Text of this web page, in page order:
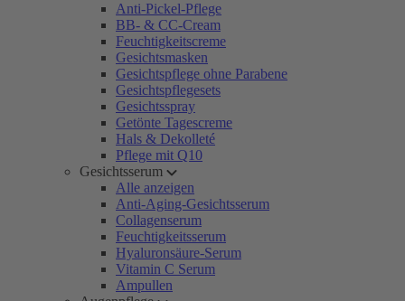
Anti-Pickel-Pflege
BB- & CC-Cream
Feuchtigkeitscreme
Gesichtsmasken
Gesichtspflege ohne Parabene
Gesichtspflegesets
Gesichtsspray
Getönte Tagescreme
Hals & Dekolleté
Pflege mit Q10
Gesichtsserum
Alle anzeigen
Anti-Aging-Gesichtsserum
Collagenserum
Feuchtigkeitsserum
Hyaluronsäure-Serum
Vitamin C Serum
Ampullen